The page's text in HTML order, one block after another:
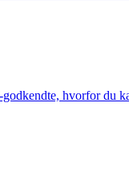
hvorfor du